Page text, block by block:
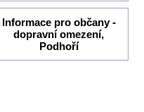
Informace pro občany -
dopravní omezení,
Podhoří